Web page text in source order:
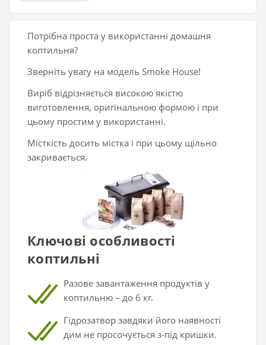
Потрібна проста у використанні домашня
коптильня?
Зверніть увагу на модель Smoke House!
Виріб відрізняється високою якістю
виготовлення, оригінальною формою і при
цьому простим у використанні.
Місткість досить містка і при цьому щільно
закривається.
Ключові особливості
коптильні
Разове завантаження продуктів у
коптильню – до 6 кг.
Гідрозатвор завдяки його наявності
дим не просочується з-під кришки.